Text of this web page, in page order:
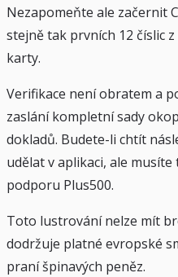
Nezapomeňte ale začernit
stejně tak prvních 12 číslic
karty.
Verifikace není obratem a
zaslání kompletní sady
dokladů. Budete-li chtít
udělat v aplikaci, ale
podporu Plus500.
Toto lustrování nelze mít
dodržuje platné evropské
praní špinavých peněz.